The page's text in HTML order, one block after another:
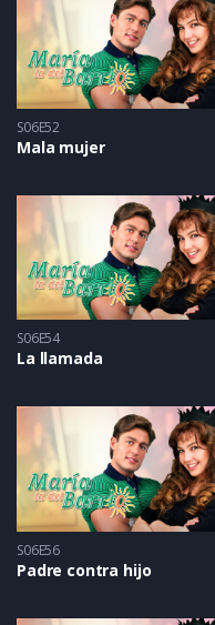
S06E52
Mala mujer
S06E54
La llamada
S06E56
Padre contra hijo